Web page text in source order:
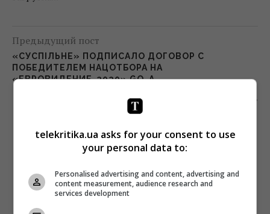
Предыдущий пост
«СУСПІЛЬНЕ» ПОДПИСАЛО ДОГОВОР С
ПОБЕДИТЕЛЕМ НАЦОТБОРА НА
«ЕВРОВИДЕНИЕ-2020» GO_A
Следующий пост
80% МОЛОДЕЖИ ДЕЛЯТСЯ ПАРОЛЯМИ ОТ
telekritika.ua asks for your consent to use
your personal data to:
Personalised advertising and content, advertising and
content measurement, audience research and
services development